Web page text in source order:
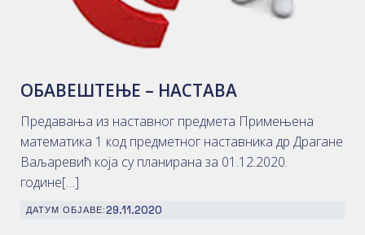
ОБАВЕШТЕЊЕ – НАСТАВА
Предавања из наставног предмета Примењена
математика 1 код предметног наставника др Драгане
Ваљаревић која су планирана за 01.12.2020.
године[…]
ДАТУМ ОБЈАВЕ:29.11.2020